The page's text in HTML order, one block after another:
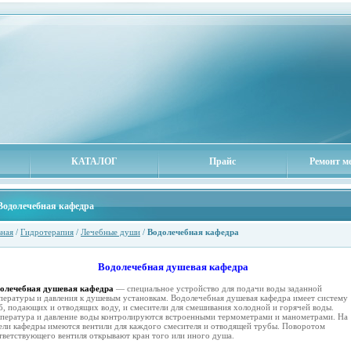
КАТАЛОГ Прайс Ремонт
кафедра
/ Гидротерапия / Лечебные души / Водолечебная кафедра
Водолечебная душевая кафедра
душевая кафедра — специальное устройство для подачи воды заданной
и давления к душевым установкам. Водолечебная душевая кафедра имеет систему
подающих и отводящих воду, и смесители для смешивания холодной и горячей воды.
и давление воды контролируются встроенными термометрами и манометрами. На
кафедры имеются вентили для каждого смесителя и отводящей трубы. Поворотом
вентиля открывают кран того или иного душа.